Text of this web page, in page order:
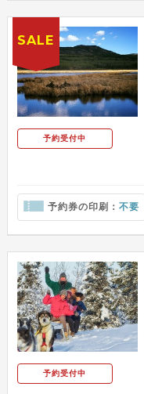
予約受付中
予約券の印刷： 不要
SALE
予約受付中